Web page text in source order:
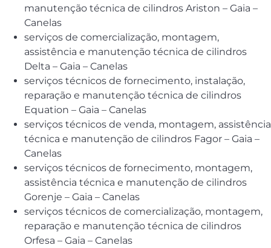
manutenção técnica de cilindros Ariston – Gaia –
Canelas
serviços de comercialização, montagem,
assistência e manutenção técnica de cilindros
Delta – Gaia – Canelas
serviços técnicos de fornecimento, instalação,
reparação e manutenção técnica de cilindros
Equation – Gaia – Canelas
serviços técnicos de venda, montagem, assistência
técnica e manutenção de cilindros Fagor – Gaia –
Canelas
serviços técnicos de fornecimento, montagem,
assistência técnica e manutenção de cilindros
Gorenje – Gaia – Canelas
serviços técnicos de comercialização, montagem,
reparação e manutenção técnica de cilindros
Orfesa – Gaia – Canelas